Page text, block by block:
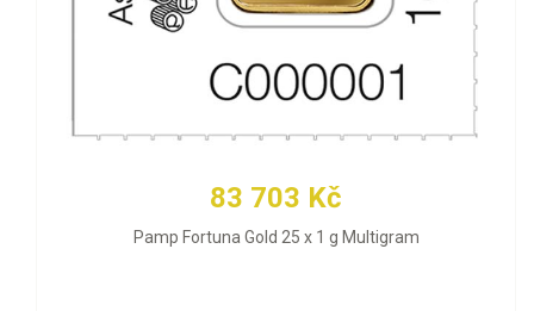
83 703 Kč
Pamp Fortuna Gold 25 x 1 g Multigram